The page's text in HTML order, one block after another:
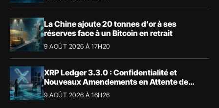
La Chine ajoute 20 tonnes d’or à ses
réserves face à un Bitcoin en retrait
9 AOÛT 2026 À 17H20
XRP Ledger 3.3.0 : Confidentialité et
Nouveaux Amendements en Attente de
Validation
9 AOÛT 2026 À 16H26